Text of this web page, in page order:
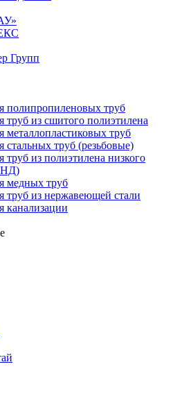
Групп
полипропиленовых труб
труб из сшитого полиэтилена
металлопластиковых труб
стальных труб (резьбовые)
из полиэтилена низкого
медных труб
труб из нержавеющей стали
канализации